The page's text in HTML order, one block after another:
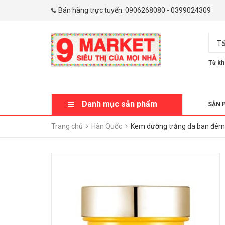
Bán hàng trực tuyến: 0906268080 - 0399024309
Từ
Danh mục sản phẩm SẢN
Trang chủ Hàn Quốc Kem dưỡng trắng da ban